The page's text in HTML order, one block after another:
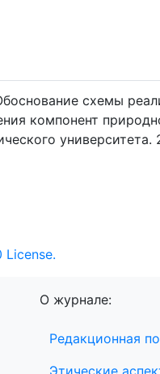
схемы
компонент
License.
О журнале:
Редакционная